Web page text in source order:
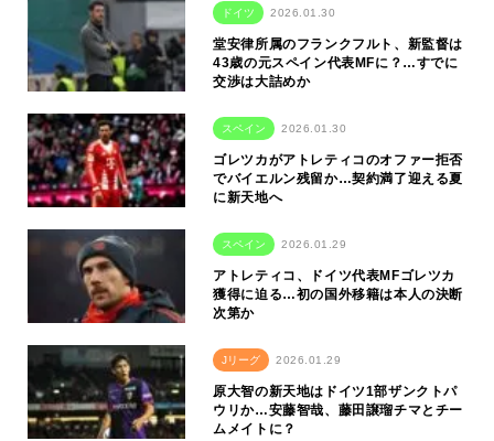
ドイツ 2026.01.30
堂安律所属のフランクフルト、新監督は
43歳の元スペイン代表MFに？…すでに
交渉は大詰めか
スペイン 2026.01.30
ゴレツカがアトレティコのオファー拒否
でバイエルン残留か…契約満了迎える夏
に新天地へ
スペイン 2026.01.29
アトレティコ、ドイツ代表MFゴレツカ
獲得に迫る…初の国外移籍は本人の決断
次第か
Jリーグ 2026.01.29
原大智の新天地はドイツ1部ザンクトパ
ウリか…安藤智哉、藤田譲瑠チマとチー
ムメイトに？